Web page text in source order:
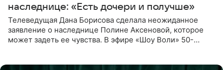
наследнице: «Есть дочери и получше»
Телеведущая Дана Борисова сделала неожиданное
заявление о наследнице Полине Аксеновой, которое
может задеть ее чувства. В эфире «Шоу Воли» 50-